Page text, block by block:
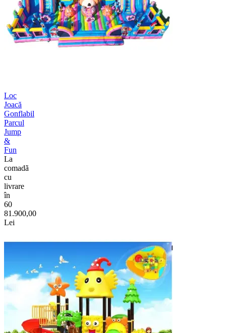
Loc
Joacă
Gonflabil
Parcul
Jump
&
Fun
La
comadã
cu
livrare
în
60
81.900,00
Lei